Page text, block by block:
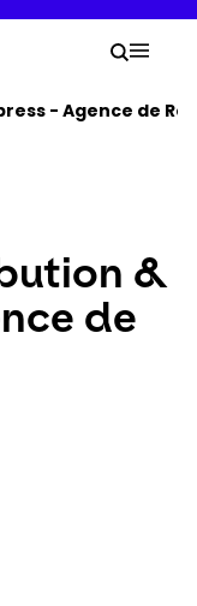
- Agence de
&
de